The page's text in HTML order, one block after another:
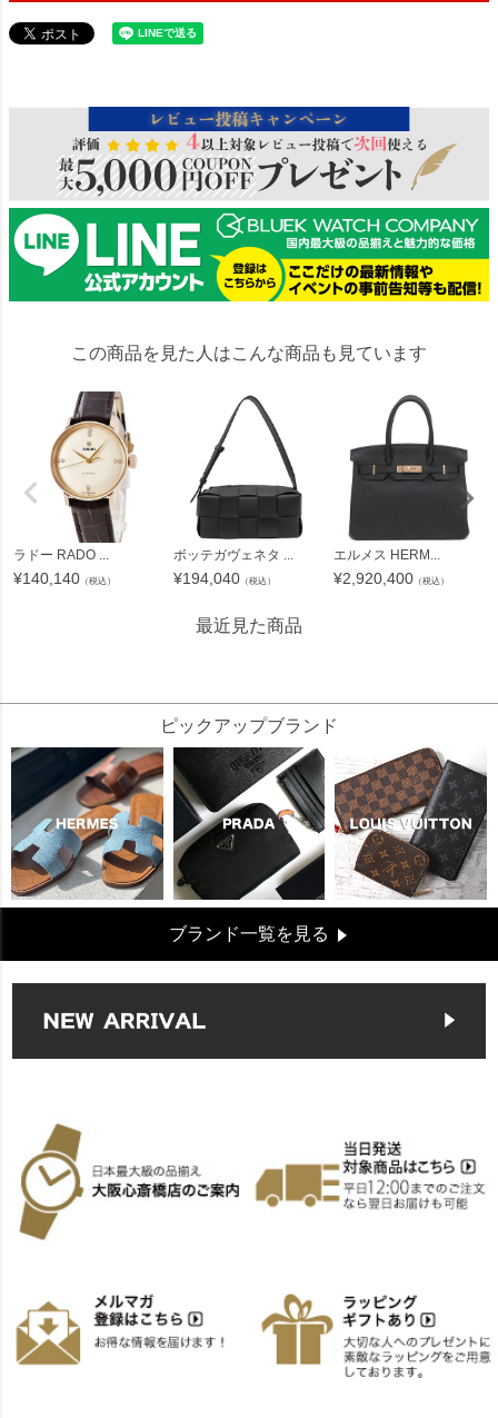
この商品を見た人はこんな商品も見ています
ラドー RADO ...
¥140,140 （税込）
ボッテガヴェネタ ...
¥194,040 （税込）
エルメス HERM...
¥2,920,400 （税込）
最近見た商品
ピックアップブランド
ブランド一覧を見る